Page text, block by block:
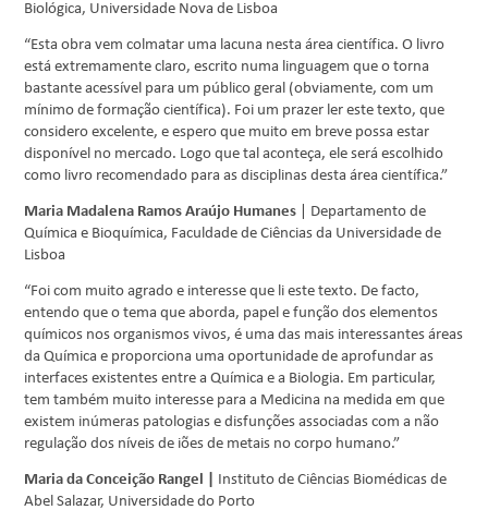
Biológica, Universidade Nova de Lisboa
“Esta obra vem colmatar uma lacuna nesta área científica. O livro
está extremamente claro, escrito numa linguagem que o torna
bastante acessível para um público geral (obviamente, com um
mínimo de formação científica). Foi um prazer ler este texto, que
considero excelente, e espero que muito em breve possa estar
disponível no mercado. Logo que tal aconteça, ele será escolhido
como livro recomendado para as disciplinas desta área científica.”
Maria Madalena Ramos Araújo Humanes | Departamento de
Química e Bioquímica, Faculdade de Ciências da Universidade de
Lisboa
“Foi com muito agrado e interesse que li este texto. De facto,
entendo que o tema que aborda, papel e função dos elementos
químicos nos organismos vivos, é uma das mais interessantes áreas
da Química e proporciona uma oportunidade de aprofundar as
interfaces existentes entre a Química e a Biologia. Em particular,
tem também muito interesse para a Medicina na medida em que
existem inúmeras patologias e disfunções associadas com a não
regulação dos níveis de iões de metais no corpo humano.”
Maria da Conceição Rangel | Instituto de Ciências Biomédicas de
Abel Salazar, Universidade do Porto